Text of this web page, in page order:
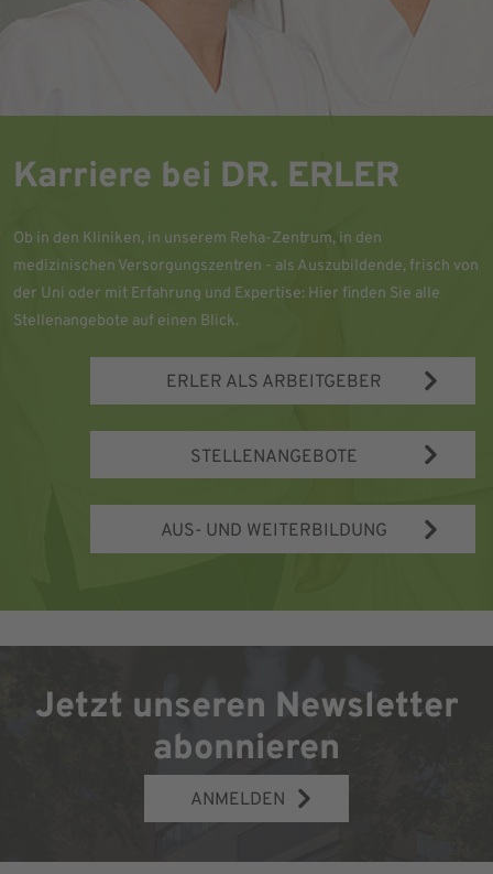
Karriere bei DR. ERLER
Ob in den Kliniken, in unserem Reha-Zentrum, in den
medizinischen Versorgungszentren - als Auszubildende, frisch von
der Uni oder mit Erfahrung und Expertise: Hier finden Sie alle
Stellenangebote auf einen Blick.
ERLER ALS ARBEITGEBER
STELLENANGEBOTE
AUS- UND WEITERBILDUNG
Jetzt unseren Newsletter
abonnieren
ANMELDEN